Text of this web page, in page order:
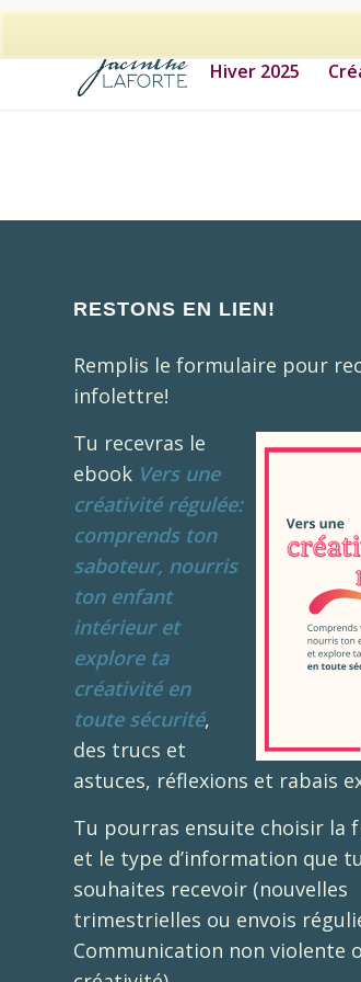
514-278-9938
Hiver 2025
RESTONS EN LIEN!
Remplis le formulaire pour
infolettre!
Tu recevras le
ebook Vers une
créativité régulée:
comprends ton
saboteur, nourris
ton enfant
intérieur et
explore ta
créativité en
toute sécurité,
des trucs et
astuces, réflexions et rabais
Tu pourras ensuite choisir la
et le type d’information que tu
souhaites recevoir (nouvelles
trimestrielles ou envois
Communication non violente